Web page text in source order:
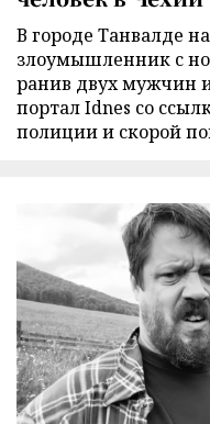
В городе Танвалде
злоумышленник с
ранив двух мужчин
портал Idnes со
полиции и скорой